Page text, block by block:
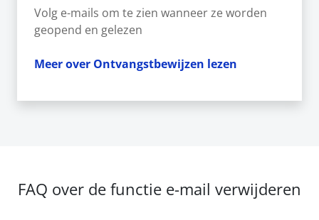
Volg e-mails om te zien wanneer ze worden
geopend en gelezen
Meer over Ontvangstbewijzen lezen
FAQ over de functie e-mail verwijderen